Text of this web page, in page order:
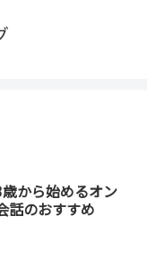
から始めるオン
話のおすすめ